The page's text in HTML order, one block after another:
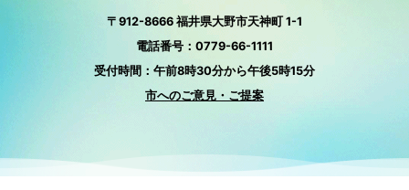
〒912-8666 福井県大野市天神町 1-1
電話番号：0779-66-1111
受付時間：午前8時30分から午後5時15分
市へのご意見・ご提案